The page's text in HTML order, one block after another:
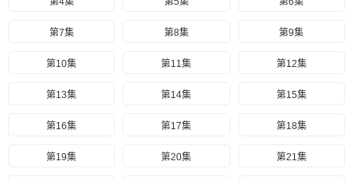
第7集 第8集 第9集
第10集 第11集 第12集
第13集 第14集 第15集
第16集 第17集 第18集
第19集 第20集 第21集